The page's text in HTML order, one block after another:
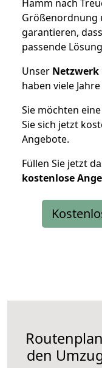
Hamm nach
Größenordnung
garantieren,
passende
Unser Netzwerk
haben viele
Sie möchten eine
Sie sich jetzt
Angebote.
Füllen Sie jetzt
kostenlose
den